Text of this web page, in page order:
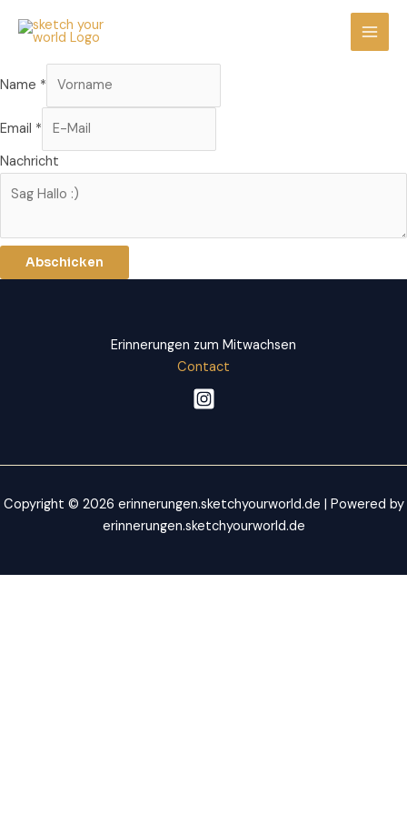
Inhalt
Name *
Email *
Nachricht
Abschicken
Erinnerungen zum Mitwachsen
Contact
Copyright © 2026 erinnerungen.sketchyourworld.de | Powered by
erinnerungen.sketchyourworld.de